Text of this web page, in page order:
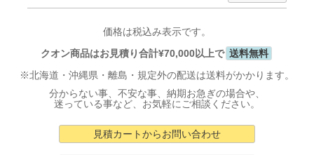
価格は税込み表示です。
クオン商品はお見積り合計¥70,000以上で 送料無料
※北海道・沖縄県・離島・規定外の配送は送料がかかります。
分からない事、不安な事、納期お急ぎの場合や、
迷っている事など、お気軽にご相談ください。
見積カートからお問い合わせ